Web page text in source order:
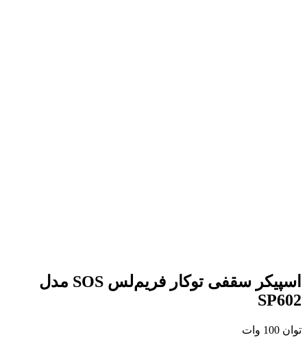
اسپیکر سقفی توکار فریم‌لس SOS مدل
SP602
توان 100 وات